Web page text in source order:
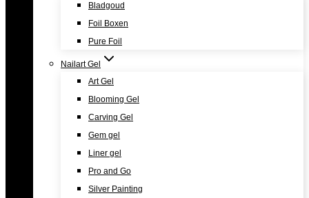
Bladgoud
Foil Boxen
Pure Foil
Nailart Gel
Art Gel
Blooming Gel
Carving Gel
Gem gel
Liner gel
Pro and Go
Silver Painting